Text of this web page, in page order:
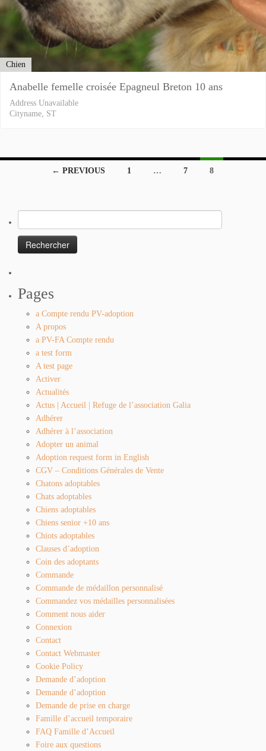
Chien
Anabelle femelle croisée Epagneul Breton 10 ans
Address Unavailable
Cityname, ST
Listings← PREVIOUS 1 … 7 8
Pages
a Compte rendu PV-adoption
A propos
a PV-FA Compte rendu
a test form
A test page
Activer
Actualités
Actus | Accueil | Refuge de l’association Galia
Adhérer
Adhérer à l’association
Adopter un animal
Adoption request form in English
CGV – Conditions Générales de Vente
Chatons adoptables
Chats adoptables
Chiens adoptables
Chiens senior +10 ans
Chiots adoptables
Clauses d’adoption
Coin des adoptants
Commande
Commande de médaillon personnalisé
Commandez vos médailles personnalisées
Comment nous aider
Connexion
Contact
Contact Webmaster
Cookie Policy
Demande d’adoption
Demande d’adoption
Demande de prise en charge
Famille d’accueil temporaire
FAQ Famille d’Accueil
Foire aux questions